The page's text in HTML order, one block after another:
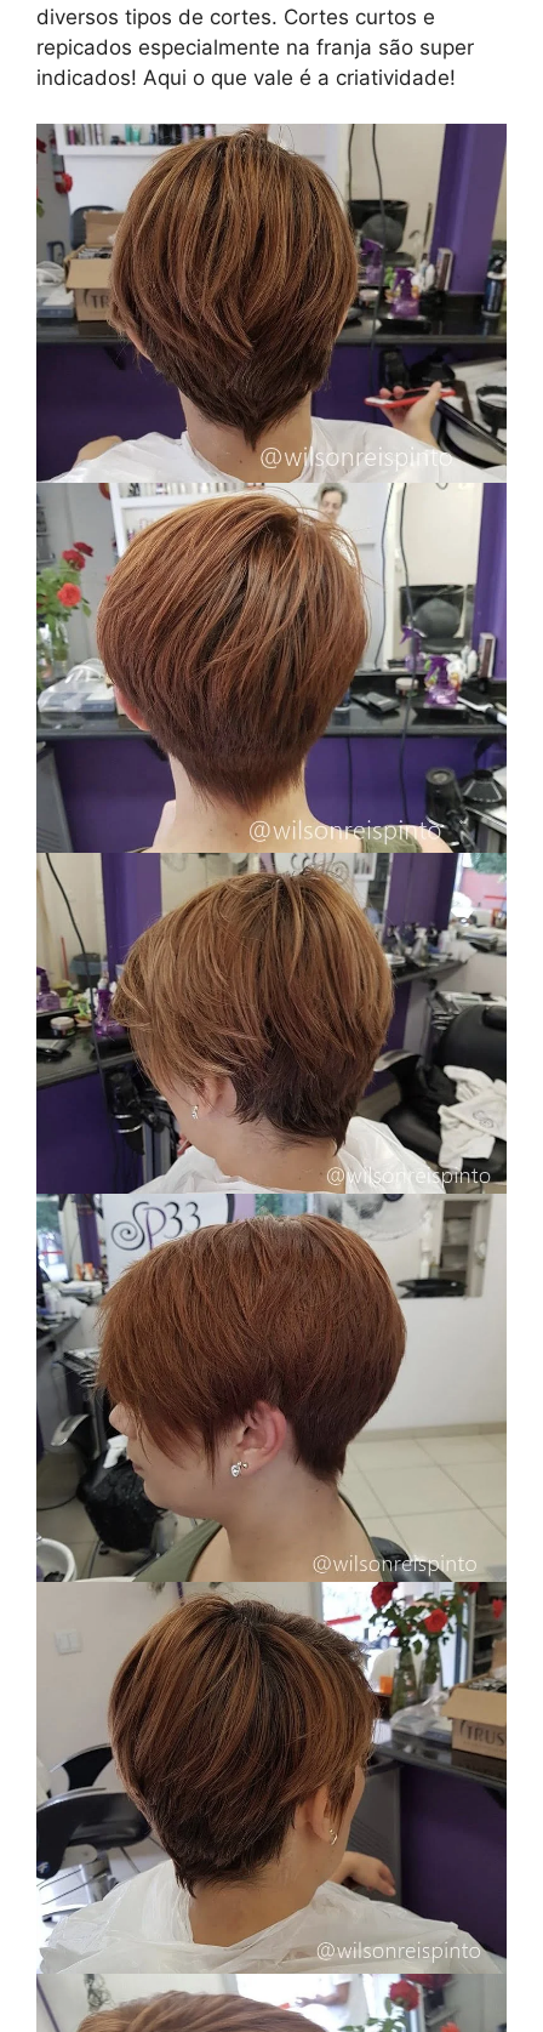
diversos tipos de cortes. Cortes curtos e
repicados especialmente na franja são super
indicados! Aqui o que vale é a criatividade!